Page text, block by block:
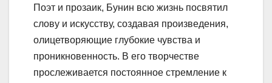
Поэт и прозаик, Бунин всю жизнь посвятил
слову и искусству, создавая произведения,
олицетворяющие глубокие чувства и
проникновенность. В его творчестве
прослеживается постоянное стремление к